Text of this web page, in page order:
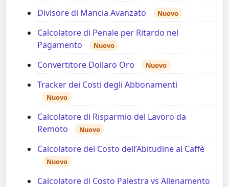
Divisore di Mancia Avanzato Nuovo
Calcolatore di Penale per Ritardo nel
Pagamento
Nuovo
Convertitore Dollaro Oro Nuovo
Tracker dei Costi degli Abbonamenti
Nuovo
Calcolatore di Risparmio del Lavoro da
Remoto
Nuovo
Calcolatore del Costo dell’Abitudine al Caffè
Nuovo
Calcolatore di Costo Palestra vs Allenamento